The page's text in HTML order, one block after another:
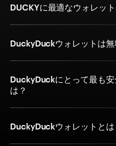
DUCKYに最適なウォレット
DuckyDuckウォレットは無
DuckyDuckにとって最も安
は？
DuckyDuckウォレットとは